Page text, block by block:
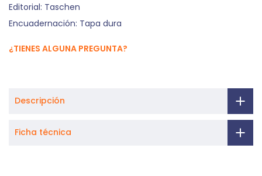
Editorial: Taschen
Encuadernación: Tapa dura
¿TIENES ALGUNA PREGUNTA?
Descripción
Ficha técnica